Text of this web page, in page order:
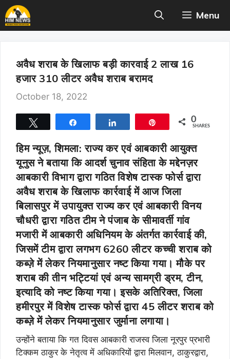
Skip
to
content
Menu
अवैध शराब के खिलाफ बड़ी कारवाई 2 लाख 16
हजार 310 लीटर अवैध शराब बरामद
October 18, 2022
0
SHARES
हिम न्यूज़, शिमला:राज्य कर एवं आबकारी आयुक्त
यूनुस ने बताया कि आदर्श चुनाव संहिता के मद्देनज़र
आबकारी विभाग द्वारा गठित विशेष टास्क फोर्स द्वारा
अवैध शराब के खिलाफ कार्रवाई में आज जिला
बिलासपुर में उपायुक्त राज्य कर एवं आबकारी विनय
चौधरी द्वारा गठित टीम ने पंजाब के सीमावर्ती गांव
मजारी में आबकारी अधिनियम के अंतर्गत कार्रवाई की,
जिसमें टीम द्वारा लगभग 6260 लीटर कच्ची शराब को
कब्ज़े में लेकर नियमानुसार नष्ट किया गया। मौके पर
शराब की तीन भट्टियां एवं अन्य सामग्री ड्रम, टीन,
इत्यादि को नष्ट किया गया। इसके अतिरिक्त, जिला
हमीरपुर में विशेष टास्क फोर्स द्वारा 45 लीटर शराब को
कब्ज़े में लेकर नियमानुसार जुर्माना लगाया।
उन्होंने बताया कि गत दिवस आबकारी राजस्व जिला नूरपुर प्रभारी
टिक्कम ठाकुर के नेतृत्व में अधिकारियों द्वारा मिलवान, ठाकुरद्वारा,